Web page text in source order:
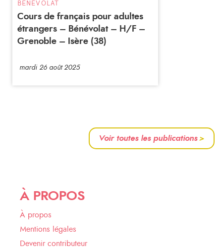
BÉNÉVOLAT
Cours de français pour adultes
étrangers – Bénévolat – H/F –
Grenoble – Isère (38)
mardi 26 août 2025
Voir toutes les publications>
À PROPOS
À propos
Mentions légales
Devenir contributeur